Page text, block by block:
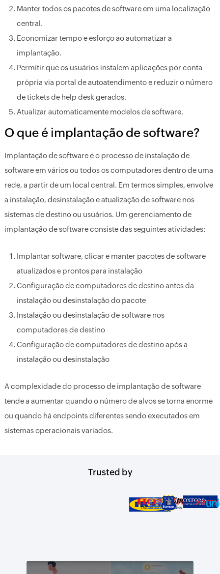
Manter todos os pacotes de software em uma localização
central.
Economizar tempo e esforço ao automatizar a
implantação.
Permitir que os usuários instalem aplicações por conta
própria via portal de autoatendimento e reduzir o número
de tickets de help desk gerados.
Atualizar automaticamente modelos de software.
O que é implantação de software?
Implantação de software é o processo de instalação de
software em vários ou todos os computadores dentro de uma
rede, a partir de um local central. Em termos simples, envolve
a instalação, desinstalação e atualização de software nos
sistemas de destino ou usuários. Um gerenciamento de
implantação de software consiste das seguintes atividades:
Implantar software, clicar e manter pacotes de software
atualizados e prontos para instalação
Configuração de computadores de destino antes da
instalação ou desinstalação do pacote
Instalação ou desinstalação de software nos
computadores de destino
Configuração de computadores de destino após a
instalação ou desinstalação
A complexidade do processo de implantação de software
tende a aumentar quando o número de alvos se torna enorme
ou quando há endpoints diferentes sendo executados em
sistemas operacionais variados.
Trusted by